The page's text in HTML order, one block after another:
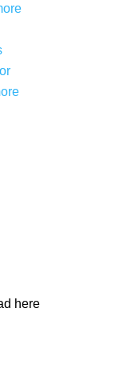
here